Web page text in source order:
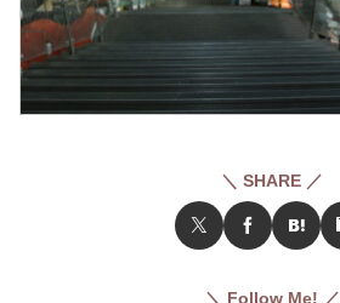
＼ SHARE ／
＼ Follow Me! ／